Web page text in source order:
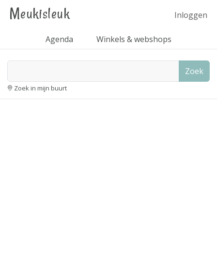
Meukisleuk Inloggen
Agenda Winkels & webshops
Zoek
Zoek in mijn buurt